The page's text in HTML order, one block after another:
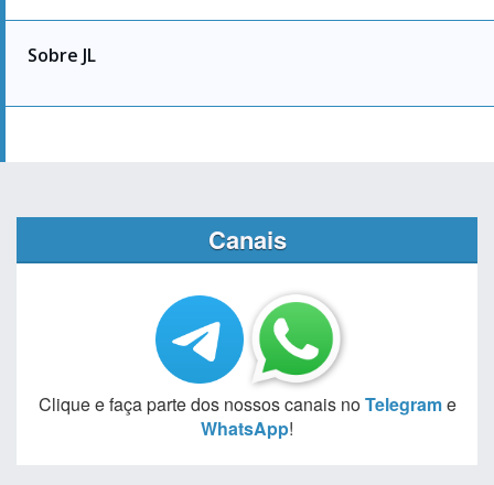
Sobre JL
Canais
Clique e faça parte dos nossos canais noTelegrame
WhatsApp!